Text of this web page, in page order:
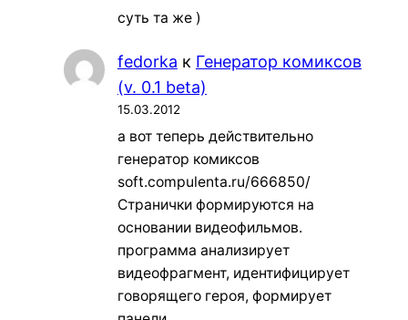
суть та же )
fedorka к Генератор комиксов
(v. 0.1 beta)
15.03.2012
а вот теперь действительно
генератор комиксов
soft.compulenta.ru/666850/
Странички формируются на
основании видеофильмов.
программа анализирует
видеофрагмент, идентифицирует
говорящего героя, формирует